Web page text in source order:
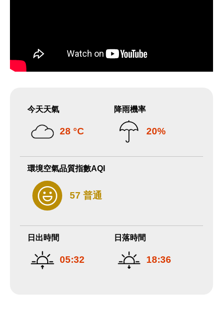
今天天氣
28 °C
降雨機率
20%
環境空氣品質指數AQI
57 普通
日出時間
05:32
日落時間
18:36